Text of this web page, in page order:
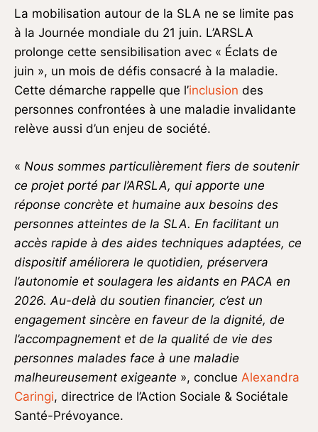
La mobilisation autour de la SLA ne se limite pas
à la Journée mondiale du 21 juin. L’ARSLA
prolonge cette sensibilisation avec « Éclats de
juin », un mois de défis consacré à la maladie.
Cette démarche rappelle que l’inclusion des
personnes confrontées à une maladie invalidante
relève aussi d’un enjeu de société.
« Nous sommes particulièrement fiers de soutenir
ce projet porté par l’ARSLA, qui apporte une
réponse concrète et humaine aux besoins des
personnes atteintes de la SLA. En facilitant un
accès rapide à des aides techniques adaptées, ce
dispositif améliorera le quotidien, préservera
l’autonomie et soulagera les aidants en PACA en
2026. Au-delà du soutien financier, c’est un
engagement sincère en faveur de la dignité, de
l’accompagnement et de la qualité de vie des
personnes malades face à une maladie
malheureusement exigeante », conclue Alexandra
Caringi, directrice de l’Action Sociale & Sociétale
Santé-Prévoyance.